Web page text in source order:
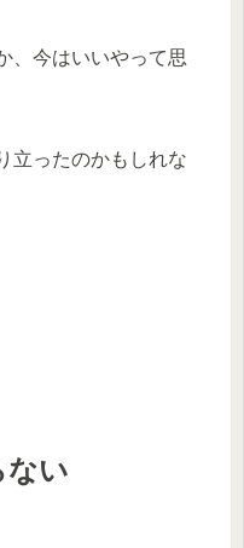
、今はいいやって思
立ったのかもしれな
ない